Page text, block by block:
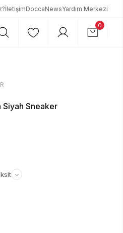
İletişimDoccaNewsYardım Merkezi
0
Siyah Sneaker